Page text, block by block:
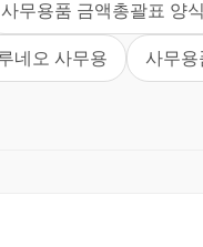
사무용품 금액총괄표 양식
네오 사무용 사무용